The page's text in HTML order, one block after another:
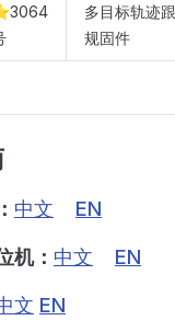
多目标轨迹
规固件
中文 EN
机： 中文 EN
文 EN